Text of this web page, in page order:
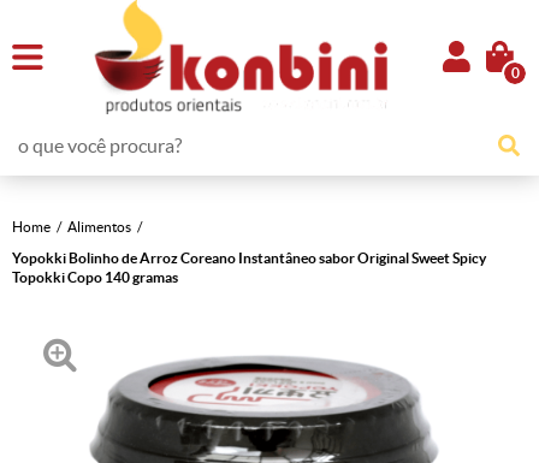
0
Home
Alimentos
Yopokki Bolinho de Arroz Coreano Instantâneo sabor Original Sweet Spicy
Topokki Copo 140 gramas